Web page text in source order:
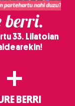
berri.
33. Lilatoian
+
BERRI